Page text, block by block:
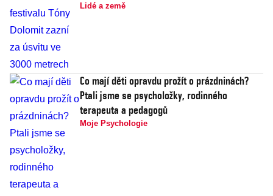
Lidé a země
Co mají děti opravdu prožít o prázdninách?
Ptali jsme se psycholožky, rodinného
terapeuta a pedagogů
Moje Psychologie